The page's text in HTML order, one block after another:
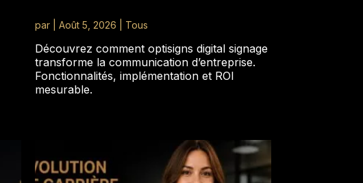
par Août 5, 2026 Tous
Découvrez comment optisigns digital signage
transforme la communication d’entreprise.
Fonctionnalités, implémentation et ROI
mesurable.